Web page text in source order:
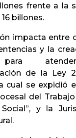
frente a la
billones.
impacta entre
y la
para
de la Ley
cual se expidió
del
y la